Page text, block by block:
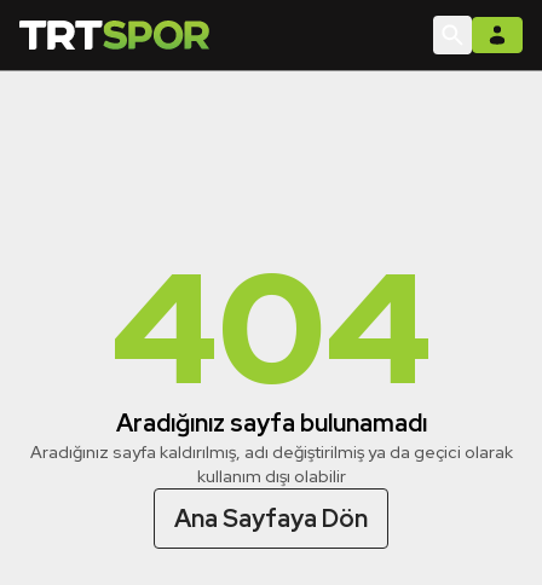
404
Aradığınız sayfa bulunamadı
Aradığınız sayfa kaldırılmış, adı değiştirilmiş ya da geçici olarak
kullanım dışı olabilir
Ana Sayfaya Dön